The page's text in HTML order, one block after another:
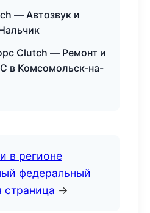
— Автозвук и
Clutch — Ремонт и
в Комсомольск-на-
в регионе
федеральный
страница →